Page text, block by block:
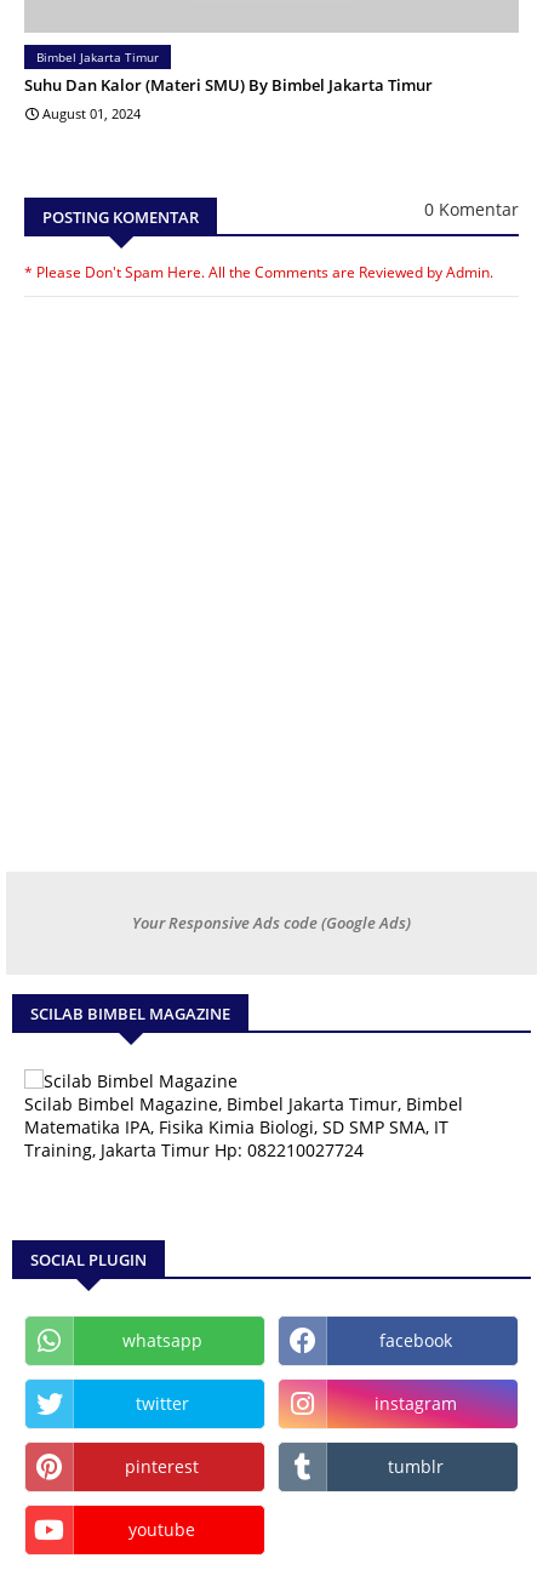
Bimbel Jakarta Timur
Suhu Dan Kalor (Materi SMU) By Bimbel Jakarta Timur
August 01, 2024
POSTING KOMENTAR 0 Komentar
* Please Don't Spam Here. All the Comments are Reviewed by Admin.
Your Responsive Ads code (Google Ads)
SCILAB BIMBEL MAGAZINE
Scilab Bimbel Magazine, Bimbel Jakarta Timur, Bimbel
Matematika IPA, Fisika Kimia Biologi, SD SMP SMA, IT
Training, Jakarta Timur Hp: 082210027724
SOCIAL PLUGIN
whatsapp facebook
twitter instagram
pinterest tumblr
youtube